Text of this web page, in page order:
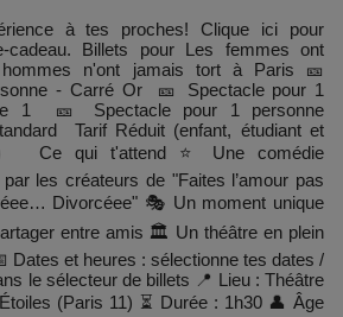
à tes proches! Clique ici pour
cadeau. Billets pour Les femmes ont
n'ont jamais tort à Paris 🎫
- Carré Or 🎫 Spectacle pour 1
1 🎫 Spectacle pour 1 personne
Tarif Réduit (enfant, étudiant et
Ce qui t'attend ⭐ Une comédie
les créateurs de "Faites l’amour pas
Divorcéee" 🎭 Un moment unique
entre amis 🏛️ Un théâtre en plein
Dates et heures : sélectionne tes dates /
le sélecteur de billets 📍 Lieu : Théâtre
(Paris 11) ⏳ Durée : 1h30 👤 Âge